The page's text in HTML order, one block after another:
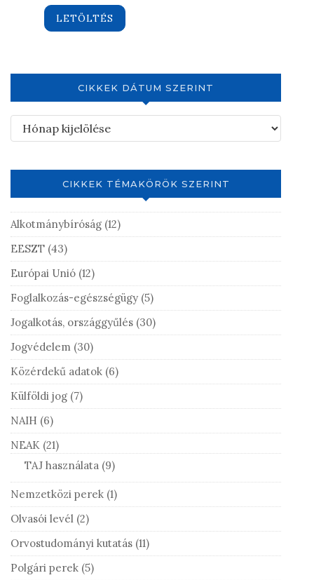
LETÖLTÉS
CIKKEK DÁTUM SZERINT
CIKKEK TÉMAKÖRÖK SZERINT
Alkotmánybíróság (12)
EESZT (43)
Európai Unió (12)
Foglalkozás-egészségügy (5)
Jogalkotás, országgyűlés (30)
Jogvédelem (30)
Közérdekű adatok (6)
Külföldi jog (7)
NAIH (6)
NEAK (21)
TAJ használata (9)
Nemzetközi perek (1)
Olvasói levél (2)
Orvostudományi kutatás (11)
Polgári perek (5)